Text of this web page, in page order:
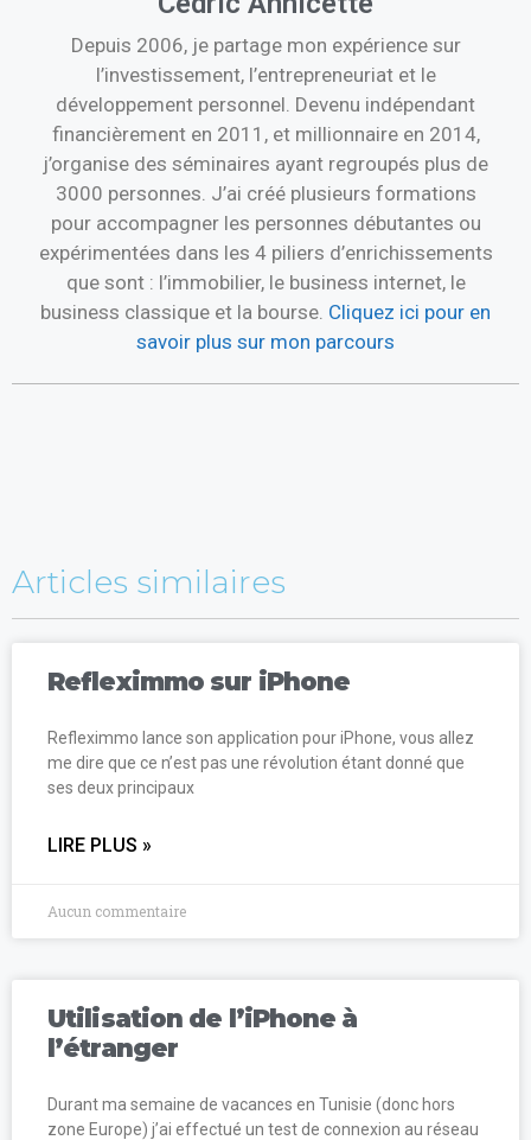
Depuis 2006, je partage mon expérience sur
l’investissement, l’entrepreneuriat et le
développement personnel. Devenu indépendant
financièrement en 2011, et millionnaire en 2014,
j’organise des séminaires ayant regroupés plus de
3000 personnes. J’ai créé plusieurs formations
pour accompagner les personnes débutantes ou
expérimentées dans les 4 piliers d’enrichissements
que sont : l’immobilier, le business internet, le
business classique et la bourse. Cliquez ici pour en
savoir plus sur mon parcours
Articles similaires
Refleximmo sur iPhone
Refleximmo lance son application pour iPhone, vous allez
me dire que ce n’est pas une révolution étant donné que
ses deux principaux
LIRE PLUS »
Aucun commentaire
Utilisation de l’iPhone à
l’étranger
Durant ma semaine de vacances en Tunisie (donc hors
zone Europe) j’ai effectué un test de connexion au réseau